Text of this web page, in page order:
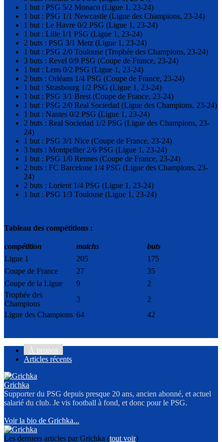
1 but : PSG 5/2 Monaco (Ligue 1, 23-24)
1 but : PSG 1/1 Newcastle (Ligue des Champions, 23-24)
1 but : Le Havre 0/2 PSG (Ligue 1, 23-24)
1 but : Lille 1/1 PSG (Ligue 1, 23-24)
2 buts : PSG 3/1 Metz (Ligue 1, 23-24)
1 but : PSG 2/0 Toulouse (Trophée des Champions, 23-24)
3 buts : Revel 0/9 PSG (Coupe de France, 23-24)
1 but : Lens 0/2 PSG (Ligue 1, 23-24)
2 buts : Orléans 1/4 PSG (Coupe de France, 23-24)
1 but : Strasbourg 1/2 PSG (Ligue 1, 23-24)
1 but : PSG 3/1 Brest (Coupe de France, 23-24)
1 but : PSG 2/0 Real Sociedad (Ligue des Champions, 23-24)
1 but : Nantes 0/2 PSG (Ligue 1, 23-24)
2 buts : Real Sociedad 1/2 PSG (Ligue des Champions, 23-
24)
1 but : PSG 3/1 Nice (Coupe de France, 23-24)
3 buts : Montpellier 2/6 PSG (Ligue 1, 23-24)
1 but : PSG 1/0 Rennes (Coupe de France, 23-24)
2 buts : FC Barcelone 1/4 PSG (Ligue des Champions, 23-
24)
2 buts : Lorient 1/4 PSG (Ligue 1, 23-24)
1 but : PSG 1/3 Toulouse (Ligue 1, 23-24)
Tableau des compétitions :
compétition matchs
buts
Ligue 1
205
175
Coupe de France
27
35
Coupe de la Ligue
9
2
Trophée des
Champions
3
2
Ligue des Champions 64 42
À propos
Articles récents
Grichka
Supporter du PSG depuis presque 20 ans, ancien abonné, et actuel
salarié du club. Je vis football à fond, et donc pour le PSG.
Voir la bio de Grichka...
Les derniers articles par Grichka (tout voir)